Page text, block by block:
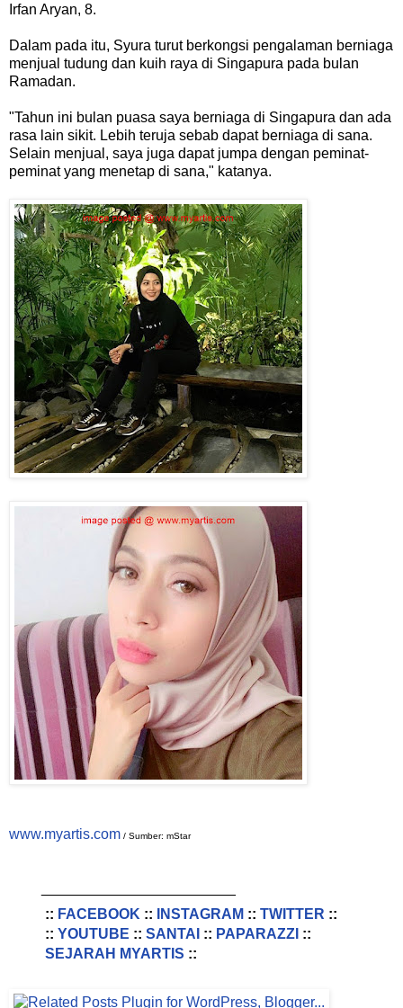
Irfan Aryan, 8.
Dalam pada itu, Syura turut berkongsi pengalaman berniaga
menjual tudung dan kuih raya di Singapura pada bulan
Ramadan.
"Tahun ini bulan puasa saya berniaga di Singapura dan ada
rasa lain sikit. Lebih teruja sebab dapat berniaga di sana.
Selain menjual, saya juga dapat jumpa dengan peminat-
peminat yang menetap di sana," katanya.
www.myartis.com / Sumber: mStar
:: FACEBOOK :: INSTAGRAM :: TWITTER ::
:: YOUTUBE :: SANTAI :: PAPARAZZI ::
SEJARAH MYARTIS ::